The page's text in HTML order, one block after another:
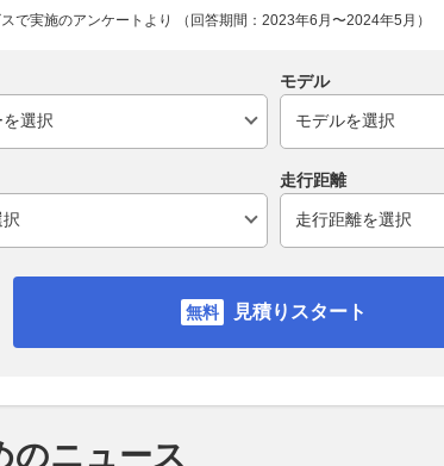
で実施のアンケートより （回答期間：2023年6月〜2024年5月）
モデル
走行距離
見積りスタート
のニュース